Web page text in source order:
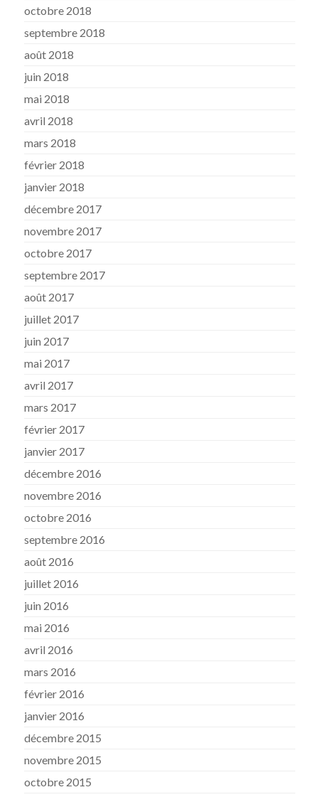
octobre 2018
septembre 2018
août 2018
juin 2018
mai 2018
avril 2018
mars 2018
février 2018
janvier 2018
décembre 2017
novembre 2017
octobre 2017
septembre 2017
août 2017
juillet 2017
juin 2017
mai 2017
avril 2017
mars 2017
février 2017
janvier 2017
décembre 2016
novembre 2016
octobre 2016
septembre 2016
août 2016
juillet 2016
juin 2016
mai 2016
avril 2016
mars 2016
février 2016
janvier 2016
décembre 2015
novembre 2015
octobre 2015